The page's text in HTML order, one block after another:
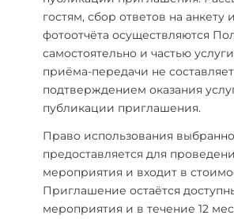
гостям, сбор ответов на
фотоотчёта осуществляются
самостоятельно и частью
приёма-передачи не
подтверждением оказания
публикации приглашения.
Право использования
предоставляется для
мероприятия и входит в
Приглашение остаётся
мероприятия и в течение 12